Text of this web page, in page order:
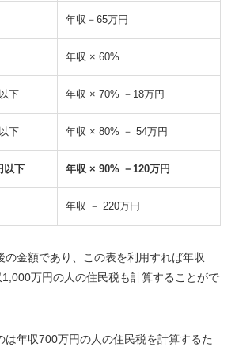
年収－65万円
年収 × 60%
下 年収 × 70% －18万円
下 年収 × 80% － 54万円
以下 年収 × 90% －120万円
年収 － 220万円
の金額であり、この表を利用すれば年収
万円の人の住民税も計算することがで
は年収700万円の人の住民税を計算するた